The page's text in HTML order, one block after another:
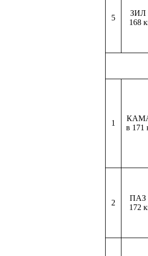
5
ЗИЛ
168
1
в 171
2
ПАЗ
172